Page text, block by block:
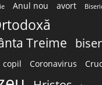
Anul nou avort
Treime
copil Coronavirus